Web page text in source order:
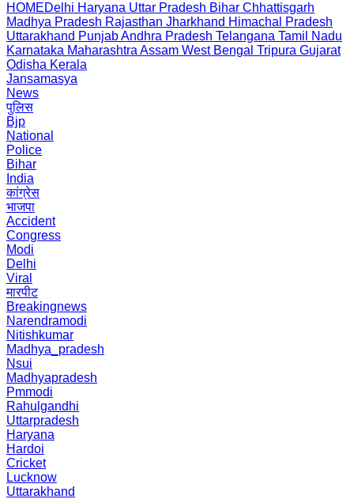
HOMEDelhi Haryana Uttar Pradesh Bihar Chhattisgarh
Madhya Pradesh Rajasthan Jharkhand Himachal Pradesh
Uttarakhand PunjabAndhra Pradesh Telangana Tamil Nadu
Karnataka Maharashtra Assam West Bengal Tripura Gujarat
Odisha Kerala
Jansamasya
News
पुलिस
Bjp
National
Police
Bihar
India
कांग्रेस
भाजपा
Accident
Congress
Modi
Delhi
Viral
मारपीट
Breakingnews
Narendramodi
Nitishkumar
Madhya_pradesh
Nsui
Madhyapradesh
Pmmodi
Rahulgandhi
Uttarpradesh
Haryana
Hardoi
Cricket
Lucknow
Uttarakhand